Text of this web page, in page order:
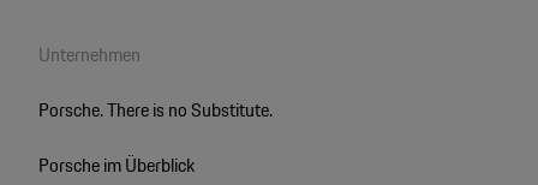
Unternehmen
Porsche. There is no Substitute.
Porsche im Überblick